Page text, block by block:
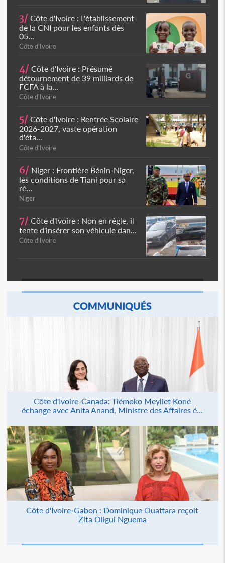
3/ Côte d'Ivoire : L'établissement
de la CNI pour les enfants dès
05...
Côte d'Ivoire
4/ Côte d'Ivoire : Présumé
détournement de 39 milliards de
FCFA à la...
Côte d'Ivoire
5/ Côte d'Ivoire : Rentrée Scolaire
2026-2027, vaste opération
d'éta...
Côte d'Ivoire
6/ Niger : Frontière Bénin-Niger,
les conditions de Tiani pour sa
ré...
Niger
7/ Côte d'Ivoire : Non en règle, il
tente d'insérer son véhicule dan...
Côte d'Ivoire
COMMUNIQUÉS
Côte d'Ivoire-Canada: Tiémoko Meyliet Koné
échange avec Anita Anand, Ministre des Affaires é...
Côte d'Ivoire-Gabon : Dominique Ouattara reçoit
Zita Oligui Nguema